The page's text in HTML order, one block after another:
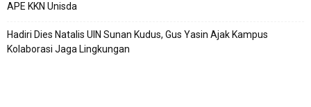
APE KKN Unisda
Hadiri Dies Natalis UIN Sunan Kudus, Gus Yasin Ajak Kampus
Kolaborasi Jaga Lingkungan